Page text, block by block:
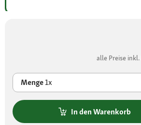
alle Preise
Menge1x
In den Warenkorb